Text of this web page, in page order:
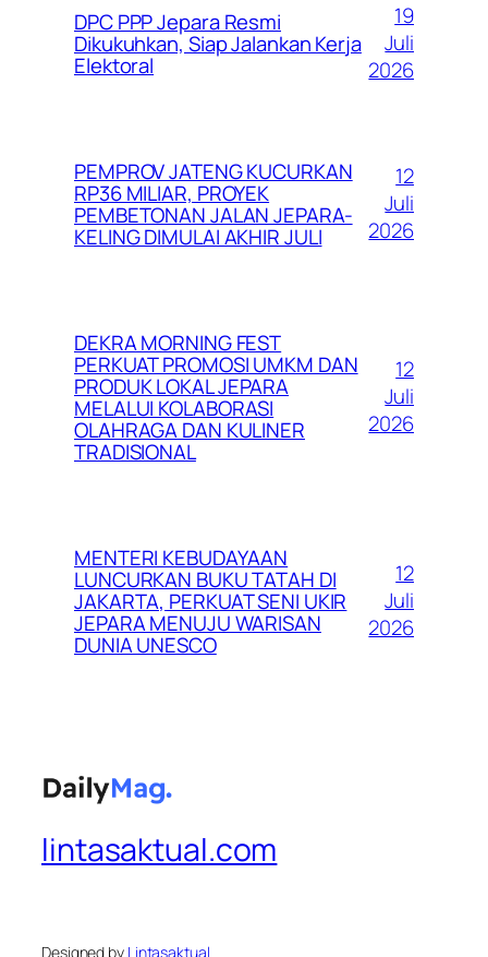
DPC PPP Jepara Resmi
Dikukuhkan, Siap Jalankan Kerja
Elektoral
19
Juli
2026
PEMPROV JATENG KUCURKAN
RP36 MILIAR, PROYEK
PEMBETONAN JALAN JEPARA-
KELING DIMULAI AKHIR JULI
12
Juli
2026
DEKRA MORNING FEST
PERKUAT PROMOSI UMKM DAN
PRODUK LOKAL JEPARA
MELALUI KOLABORASI
OLAHRAGA DAN KULINER
TRADISIONAL
12
Juli
2026
MENTERI KEBUDAYAAN
LUNCURKAN BUKU TATAH DI
JAKARTA, PERKUAT SENI UKIR
JEPARA MENUJU WARISAN
DUNIA UNESCO
12
Juli
2026
lintasaktual.com
Designed by Lintasaktual